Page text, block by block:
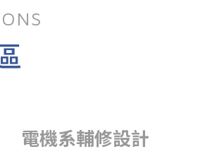
電機系輔修設計